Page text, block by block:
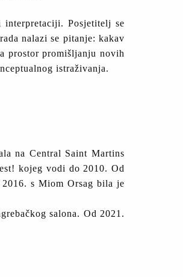
interpretaciji. Posjetitelj se
nalazi se pitanje: kakav
prostor promišljanju novih
istraživanja.
na Central Saint Martins
kojeg vodi do 2010. Od
s Miom Orsag bila je
salona. Od 2021.